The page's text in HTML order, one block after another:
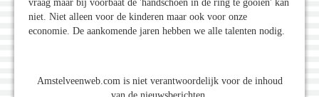
vraag maar bij voorbaat de 'handschoen in de ring te gooien' kan
niet. Niet alleen voor de kinderen maar ook voor onze
economie. De aankomende jaren hebben we alle talenten nodig.
Amstelveenweb.com is niet verantwoordelijk voor de inhoud